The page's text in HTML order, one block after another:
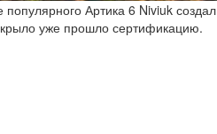
популярного Артика 6 Niviuk создал
уже прошло сертификацию.